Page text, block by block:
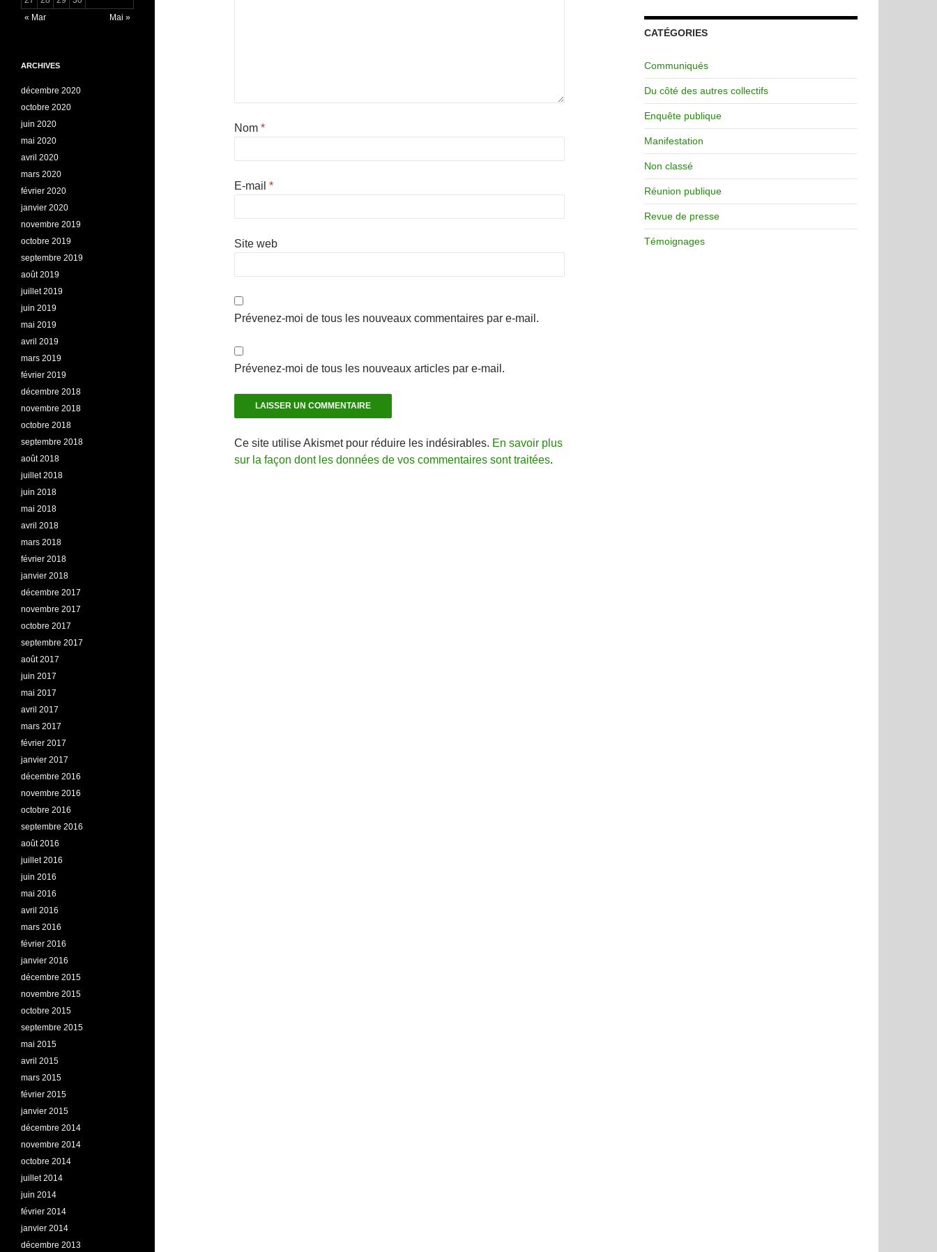
Nom *
E-mail *
Site web
Prévenez-moi de tous les nouveaux commentaires par e-mail.
Prévenez-moi de tous les nouveaux articles par e-mail.
Ce site utilise Akismet pour réduire les indésirables. En savoir plus
sur la façon dont les données de vos commentaires sont traitées.
CATÉGORIES
Communiqués
Du côté des autres collectifs
Enquête publique
Manifestation
Non classé
Réunion publique
Revue de presse
Témoignages
« Mar
Mai »
ARCHIVES
décembre 2020
octobre 2020
juin 2020
mai 2020
avril 2020
mars 2020
février 2020
janvier 2020
novembre 2019
octobre 2019
septembre 2019
août 2019
juillet 2019
juin 2019
mai 2019
avril 2019
mars 2019
février 2019
décembre 2018
novembre 2018
octobre 2018
septembre 2018
août 2018
juillet 2018
juin 2018
mai 2018
avril 2018
mars 2018
février 2018
janvier 2018
décembre 2017
novembre 2017
octobre 2017
septembre 2017
août 2017
juin 2017
mai 2017
avril 2017
mars 2017
février 2017
janvier 2017
décembre 2016
novembre 2016
octobre 2016
septembre 2016
août 2016
juillet 2016
juin 2016
mai 2016
avril 2016
mars 2016
février 2016
janvier 2016
décembre 2015
novembre 2015
octobre 2015
septembre 2015
mai 2015
avril 2015
mars 2015
février 2015
janvier 2015
décembre 2014
novembre 2014
octobre 2014
juillet 2014
juin 2014
février 2014
janvier 2014
décembre 2013